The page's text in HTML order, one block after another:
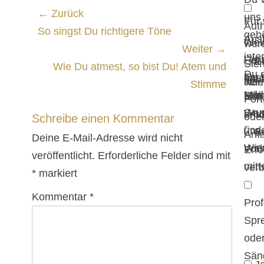
← Zurück
So singst Du richtigere Töne
Weiter →
Wie Du atmest, so bist Du! Atem und
Stimme
Schreibe einen Kommentar
Deine E-Mail-Adresse wird nicht
veröffentlicht. Erforderliche Felder sind mit
* markiert
Kommentar *
E-
Mail
Für
Du
Wo
am
als
uns
uns